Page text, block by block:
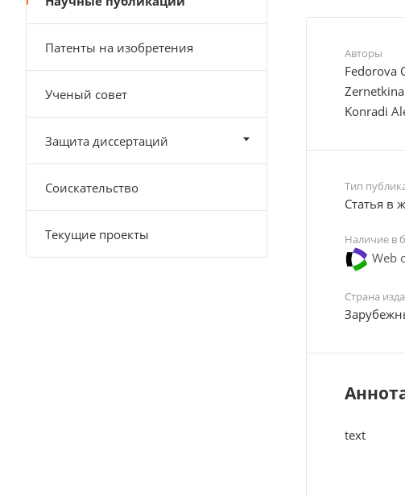
Авторы
Fedorova
Konradi
Тип
Cтатья в
Наличие в
Web
Страна
text
Патенты на изобретения
Ученый совет
Защита диссертаций
Соискательство
Текущие проекты